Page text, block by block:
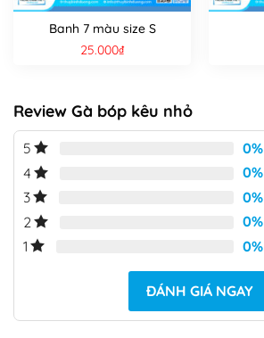
Banh 7 màu size S
25.000₫
Review Gà bóp kêu nhỏ
5 0%
4
0%
3
0%
2
0%
1
0%
ĐÁNH GIÁ NGAY